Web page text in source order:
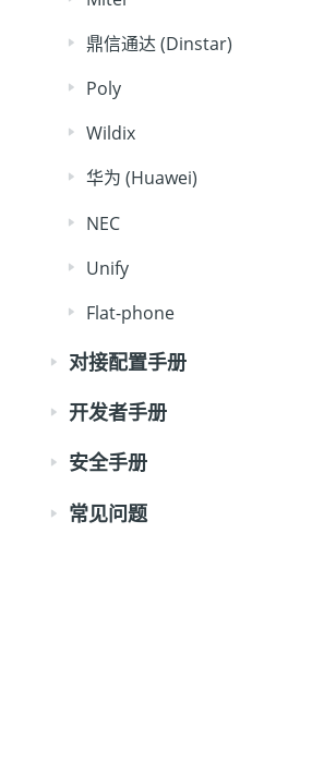
鼎信通达 (Dinstar)
Poly
Wildix
华为 (Huawei)
NEC
Unify
Flat-phone
对接配置手册
开发者手册
安全手册
常见问题